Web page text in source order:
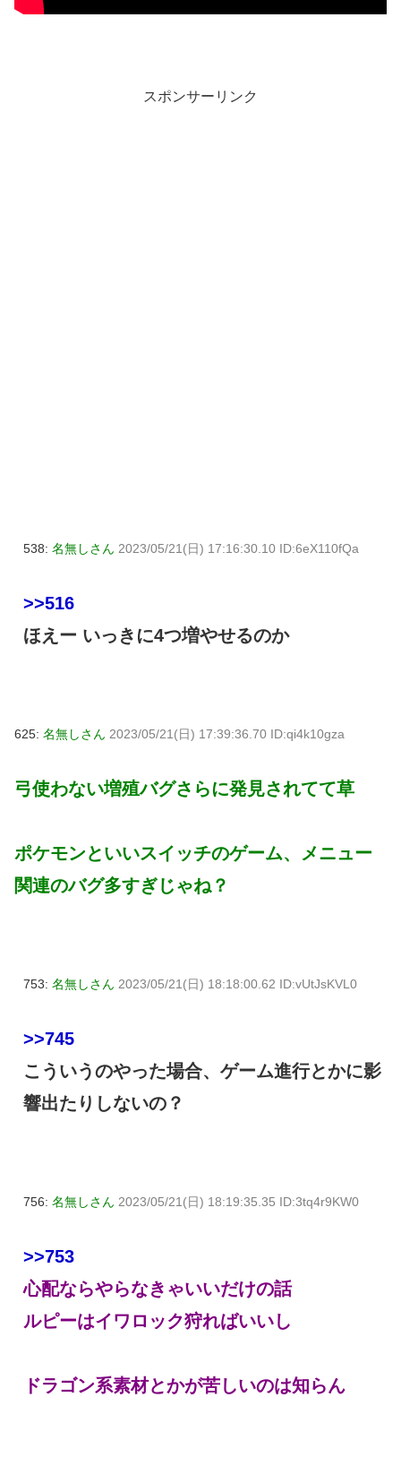
スポンサーリンク
538: 名無しさん 2023/05/21(日) 17:16:30.10 ID:6eX110fQa
>>516
ほえー いっきに4つ増やせるのか
625: 名無しさん 2023/05/21(日) 17:39:36.70 ID:qi4k10gza
弓使わない増殖バグさらに発見されてて草
ポケモンといいスイッチのゲーム、メニュー
関連のバグ多すぎじゃね？
753: 名無しさん 2023/05/21(日) 18:18:00.62 ID:vUtJsKVL0
>>745
こういうのやった場合、ゲーム進行とかに影
響出たりしないの？
756: 名無しさん 2023/05/21(日) 18:19:35.35 ID:3tq4r9KW0
>>753
心配ならやらなきゃいいだけの話
ルピーはイワロック狩ればいいし
ドラゴン系素材とかが苦しいのは知らん